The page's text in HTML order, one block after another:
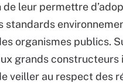
leur permettre
standards
organismes publics.
grands
veiller au respect des